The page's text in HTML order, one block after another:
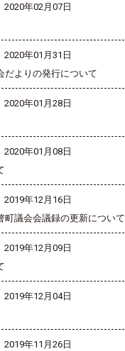
2020年02月07日
2020年01月31日
だよりの発行について
2020年01月28日
2020年01月08日
2019年12月16日
町議会会議録の更新について
2019年12月09日
2019年12月04日
2019年11月26日